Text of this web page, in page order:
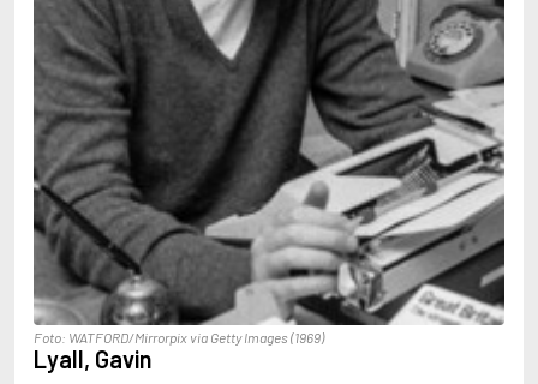
Abrahams, Peter (f. 1947)
Abrahamson, Emmy
Abse, Dannie
Abu-Jaber, Diana
Abulhawa, Susan
Aburas, Lone
Achebe, Chinua
Achmatova, Anna
Aciman, André
Ackebo, Lena
Acker, Kathy
Ackroyd, Peter
Adam de la Halle
Adamov, Arthur
Adams, Douglas
Adams, Herbert
Foto: WATFORD/Mirrorpix via Getty Images (1969)
Lyall, Gavin